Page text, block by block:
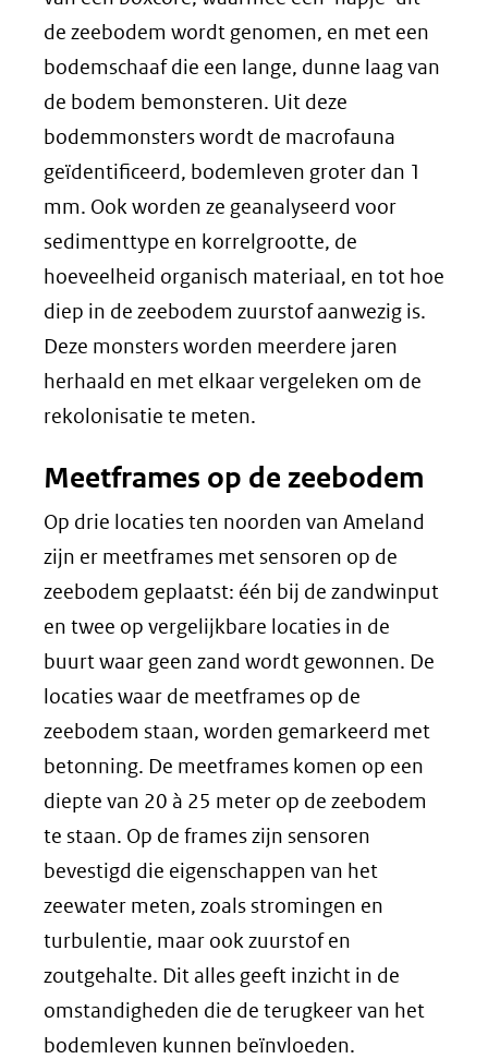
de zeebodem wordt genomen, en met een
bodemschaaf die een lange, dunne laag van
de bodem bemonsteren. Uit deze
bodemmonsters wordt de macrofauna
geïdentificeerd, bodemleven groter dan 1
mm. Ook worden ze geanalyseerd voor
sedimenttype en korrelgrootte, de
hoeveelheid organisch materiaal, en tot hoe
diep in de zeebodem zuurstof aanwezig is.
Deze monsters worden meerdere jaren
herhaald en met elkaar vergeleken om de
rekolonisatie te meten.
Meetframes op de zeebodem
Op drie locaties ten noorden van Ameland
zijn er meetframes met sensoren op de
zeebodem geplaatst: één bij de zandwinput
en twee op vergelijkbare locaties in de
buurt waar geen zand wordt gewonnen. De
locaties waar de meetframes op de
zeebodem staan, worden gemarkeerd met
betonning. De meetframes komen op een
diepte van 20 à 25 meter op de zeebodem
te staan. Op de frames zijn sensoren
bevestigd die eigenschappen van het
zeewater meten, zoals stromingen en
turbulentie, maar ook zuurstof en
zoutgehalte. Dit alles geeft inzicht in de
omstandigheden die de terugkeer van het
bodemleven kunnen beïnvloeden.